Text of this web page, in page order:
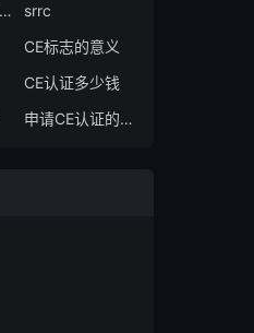
CE认证申请流程
srrc
CE标志的意义
CE认证多少钱
申请CE认证的好处